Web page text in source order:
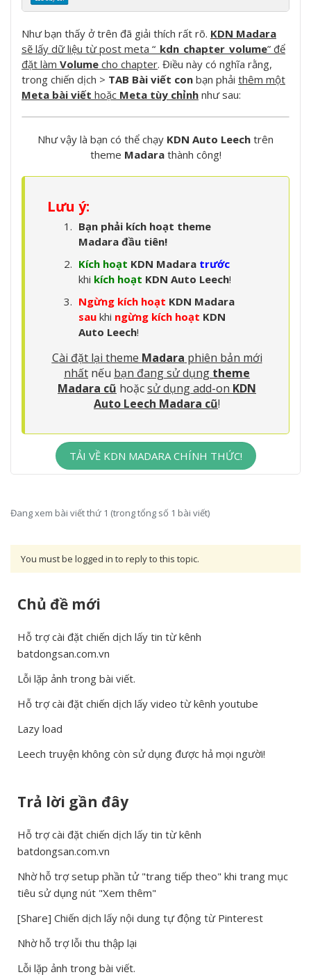
Như bạn thấy ở trên đã giải thích rất rõ. KDN Madara
sẽ lấy dữ liệu từ post meta “ _kdn_chapter_volume” để
đặt làm Volume cho chapter. Điều này có nghĩa rằng,
trong chiến dịch > TAB Bài viết con bạn phải thêm một
Meta bài viết hoặc Meta tùy chỉnh như sau:
Như vậy là bạn có thể chạy KDN Auto Leech trên
theme Madarathành công!
Lưu ý:
Bạn phải kích hoạt theme
Madara đầu tiên!
Kích hoạt KDN Madara trước
khi kích hoạt KDN Auto Leech!
Ngừng kích hoạt KDN Madara
sau khi ngừng kích hoạt KDN
Auto Leech!
Cài đặt lại theme Madara phiên bản mới
nhất nếu bạn đang sử dụng theme
Madara cũ hoặcsử dụng add-on KDN
Auto Leech Madara cũ!
TẢI VỀ KDN MADARA CHÍNH THỨC!
Đang xem bài viết thứ 1 (trong tổng số 1 bài viết)
You must be logged in to reply to this topic.
Chủ đề mới
Hỗ trợ cài đặt chiến dịch lấy tin từ kênh
batdongsan.com.vn
Lỗi lặp ảnh trong bài viết.
Hỗ trợ cài đặt chiến dịch lấy video từ kênh youtube
Lazy load
Leech truyện không còn sử dụng được hả mọi người!
Trả lời gần đây
Hỗ trợ cài đặt chiến dịch lấy tin từ kênh
batdongsan.com.vn
Nhờ hỗ trợ setup phần tử "trang tiếp theo" khi trang mục
tiêu sử dụng nút "Xem thêm"
[Share] Chiến dịch lấy nội dung tự động từ Pinterest
Nhờ hỗ trợ lỗi thu thập lại
Lỗi lặp ảnh trong bài viết.